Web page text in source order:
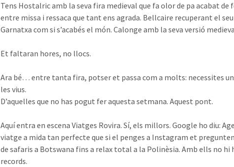
Tens Hostalric amb la seva fira medieval que fa olor de pa acabat
entre missa i ressaca que tant ens agrada. Bellcaire recuperant el
Garnatxa com si s’acabés el món. Calonge amb la seva versió
Et faltaran hores, no llocs.
Ara bé… entre tanta fira, potser et passa com a molts: necessites
les vius.
D’aquelles que no has pogut fer aquesta setmana. Aquest pont.
Aquí entra en escena Viatges Rovira. Sí, els millors. Google ho diu:
viatge a mida tan perfecte que si el penges a Instagram et
de safaris a Botswana fins a relax total a la Polinèsia. Amb ells no
records.